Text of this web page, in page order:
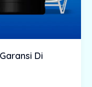
Di